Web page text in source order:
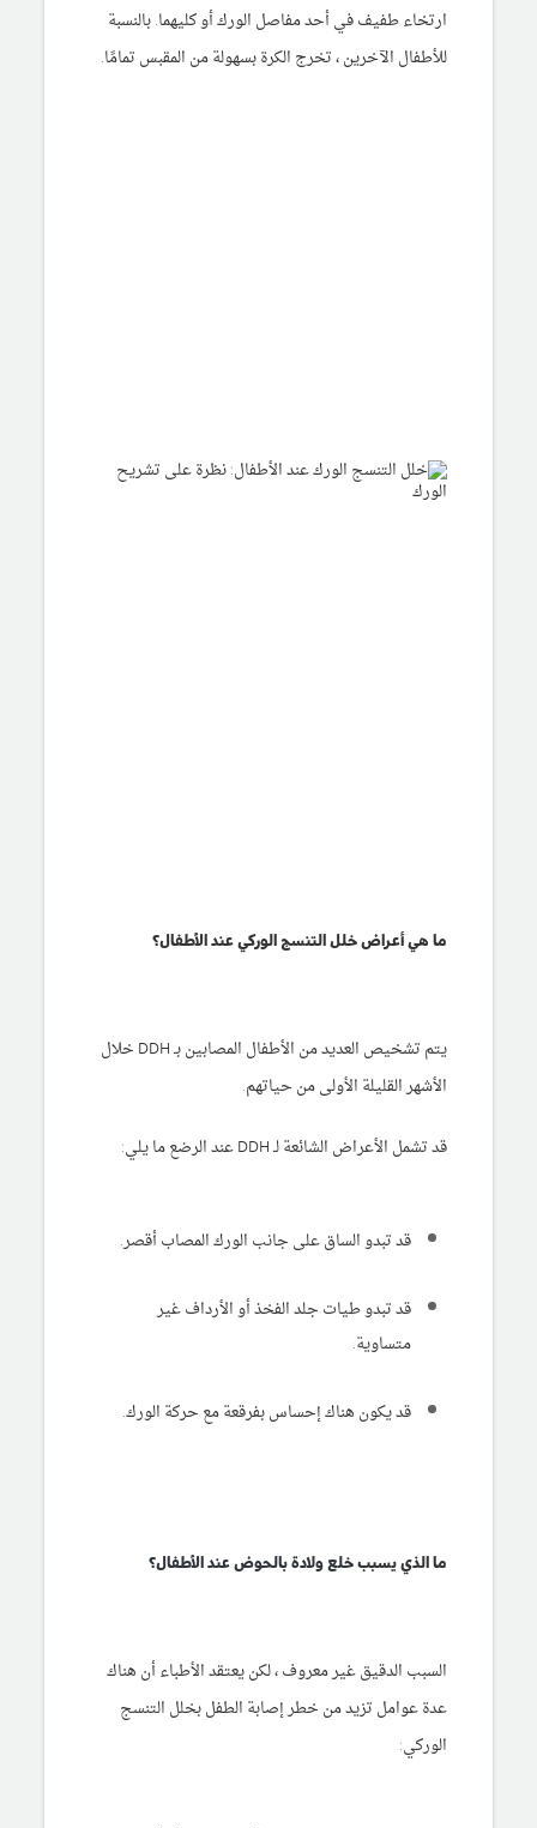
ارتخاء طفيف في أحد مفاصل الورك أو كليهما. بالنسبة
للأطفال الآخرين ، تخرج الكرة بسهولة من المقبس تمامًا.
ما هي أعراض خلل التنسج الوركي عند الأطفال؟
يتم تشخيص العديد من الأطفال المصابين بـ DDH خلال
الأشهر القليلة الأولى من حياتهم.
قد تشمل الأعراض الشائعة لـ DDH عند الرضع ما يلي:
قد تبدو الساق على جانب الورك المصاب أقصر.
قد تبدو طيات جلد الفخذ أو الأرداف غير
متساوية.
قد يكون هناك إحساس بفرقعة مع حركة الورك.
ما الذي يسبب خلع ولادة بالحوض عند الأطفال؟
السبب الدقيق غير معروف ، لكن يعتقد الأطباء أن هناك
عدة عوامل تزيد من خطر إصابة الطفل بخلل التنسج
الوركي: